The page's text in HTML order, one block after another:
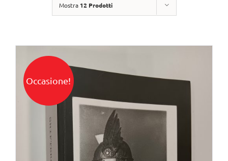
Mostra 12 Prodotti
Occasione!